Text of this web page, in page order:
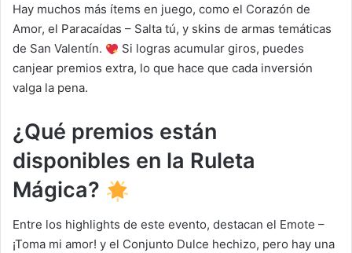
Hay muchos más ítems en juego, como el Corazón de
Amor, el Paracaídas – Salta tú, y skins de armas temáticas
de San Valentín.
Si logras acumular giros, puedes
canjear premios extra, lo que hace que cada inversión
valga la pena.
¿Qué premios están
disponibles en la Ruleta
Mágica?
Entre los highlights de este evento, destacan el Emote –
¡Toma mi amor! y el Conjunto Dulce hechizo, pero hay una